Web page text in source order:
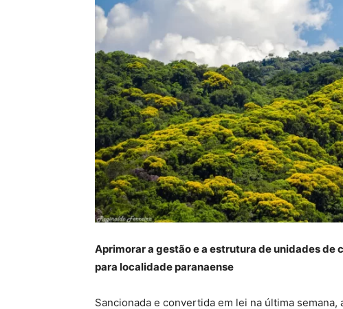
Aprimorar a gestão e a estrutura de unidades
para localidade paranaense
Sancionada e convertida em lei na última